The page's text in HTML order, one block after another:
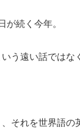
続く今年。
いう遠い話では
それを世界語の